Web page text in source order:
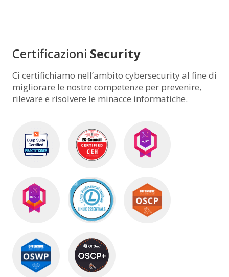
Certificazioni Security
Ci certifichiamo nell’ambito cybersecurity al fine di
migliorare le nostre competenze per prevenire,
rilevare e risolvere le minacce informatiche.